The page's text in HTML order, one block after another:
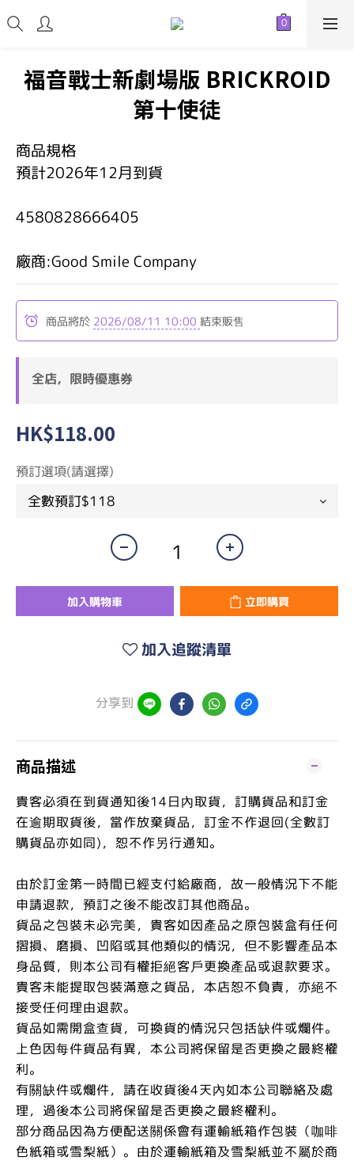
福音戰士新劇場版 BRICKROID
第十使徒
商品規格
預計2026年12月到貨
4580828666405
廠商:Good Smile Company
商品將於 2026/08/11 10:00 結束販售
全店，限時優惠券
HK$118.00
預訂選項(請選擇)
加入購物車 立即購買
加入追蹤清單
分享到
商品描述
貴客必須在到貨通知後14日內取貨，訂購貨品和訂金
在逾期取貨後，當作放棄貨品，訂金不作退回(全數訂
購貨品亦如同)，恕不作另行通知。
由於訂金第一時間已經支付給廠商，故一般情況下不能
申請退款，預訂之後不能改訂其他商品。
貨品之包裝未必完美，貴客如因產品之原包裝盒有任何
摺損、磨損、凹陷或其他類似的情況，但不影響產品本
身品質，則本公司有權拒絕客戶更換產品或退款要求。
貴客未能提取包裝滿意之貨品，本店恕不負責，亦絕不
接受任何理由退款。
貨品如需開盒查貨，可換貨的情況只包括缺件或爛件。
上色因每件貨品有異，本公司將保留是否更換之最終權
利。
有關缺件或爛件，請在收貨後4天內如本公司聯絡及處
理，過後本公司將保留是否更換之最終權利。
部分商品因為方便配送關係會有運輸紙箱作包裝（咖啡
色紙箱或雪梨紙）。由於運輸紙箱及雪梨紙並不屬於商